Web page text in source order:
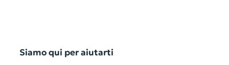
Siamo qui per aiutarti